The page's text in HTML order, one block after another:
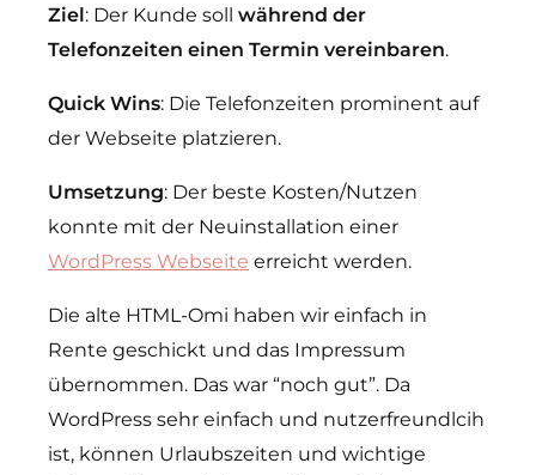
Ziel: Der Kunde soll während der
Telefonzeiten einen Termin vereinbaren.
Quick Wins: Die Telefonzeiten prominent auf
der Webseite platzieren.
Umsetzung: Der beste Kosten/Nutzen
konnte mit der Neuinstallation einer
WordPress Webseite erreicht werden.
Die alte HTML-Omi haben wir einfach in
Rente geschickt und das Impressum
übernommen. Das war “noch gut”. Da
WordPress sehr einfach und nutzerfreundlcih
ist, können Urlaubszeiten und wichtige